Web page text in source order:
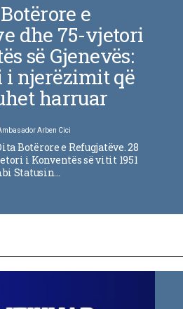
e
dhe 75-vjetori
së Gjenevës:
njerëzimit që
harruar
Arben Cici
Botërore e Refugjatëve. 28
i Konventës së vitit 1951
Statusin…